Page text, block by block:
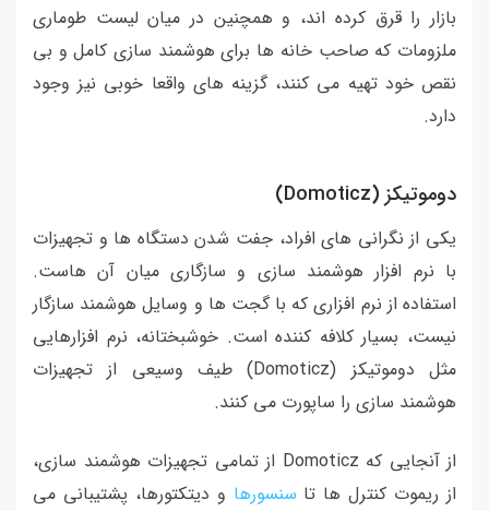
بازار را قرق کرده اند، و همچنین در میان لیست طوماری
ملزومات که صاحب خانه ها برای هوشمند سازی کامل و بی
نقص خود تهیه می کنند، گزینه های واقعا خوبی نیز وجود
دارد.
دوموتیکز (Domoticz)
یکی از نگرانی های افراد، جفت شدن دستگاه ها و تجهیزات
با نرم افزار هوشمند سازی و سازگاری میان آن هاست.
استفاده از نرم افزاری که با گجت ها و وسایل هوشمند سازگار
نیست، بسیار کلافه کننده است. خوشبختانه، نرم افزارهایی
مثل دوموتیکز (Domoticz) طیف وسیعی از تجهیزات
هوشمند سازی را ساپورت می کنند.
از آنجایی که Domoticz از تمامی تجهیزات هوشمند سازی،
از ریموت کنترل ها تا سنسورها و دیتکتورها، پشتیبانی می